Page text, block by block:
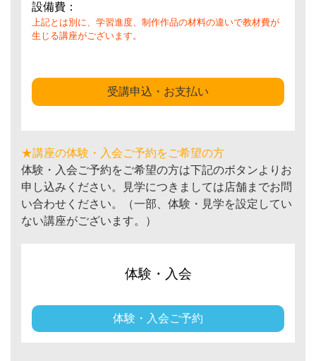
設備費：
上記とは別に、学習進度、制作作品の材料の違いで教材費が
生じる講座がございます。
受講申込・お支払い
★講座の体験・入会ご予約をご希望の方
体験・入会ご予約をご希望の方は下記のボタンよりお
申し込みください。見学につきましては店舗までお問
い合わせください。（一部、体験・見学を設定してい
ない講座がございます。）
体験・入会
体験・入会ご予約